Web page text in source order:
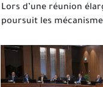
Lors d’une réunion
poursuit les